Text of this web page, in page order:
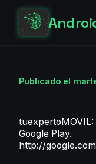
Publicado el
Google Play.
http://